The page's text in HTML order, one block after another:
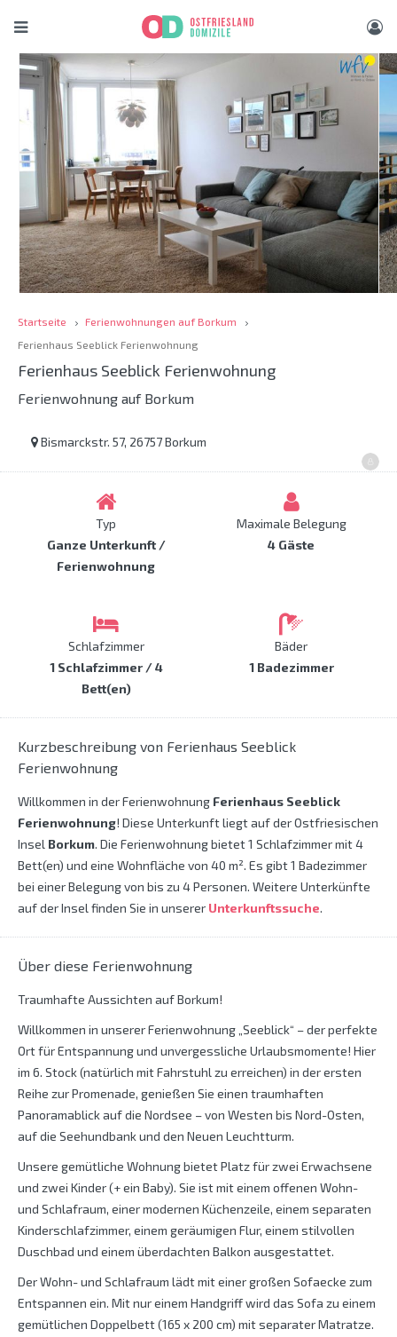
Startseite
Ferienwohnungen auf Borkum
Ferienhaus Seeblick Ferienwohnung
Ferienhaus Seeblick Ferienwohnung
Ferienwohnung auf Borkum
Bismarckstr. 57, 26757 Borkum
Typ
Ganze Unterkunft /
Ferienwohnung
Maximale Belegung
4 Gäste
Schlafzimmer
1 Schlafzimmer / 4
Bett(en)
Bäder
1 Badezimmer
Kurzbeschreibung von Ferienhaus Seeblick
Ferienwohnung
Willkommen in der Ferienwohnung Ferienhaus Seeblick
Ferienwohnung! Diese Unterkunft liegt auf der Ostfriesischen
Insel Borkum. Die Ferienwohnung bietet 1 Schlafzimmer mit 4
Bett(en) und eine Wohnfläche von 40 m². Es gibt 1 Badezimmer
bei einer Belegung von bis zu 4 Personen. Weitere Unterkünfte
auf der Insel finden Sie in unserer Unterkunftssuche.
Über diese Ferienwohnung
Traumhafte Aussichten auf Borkum!
Willkommen in unserer Ferienwohnung „Seeblick“ – der perfekte
Ort für Entspannung und unvergessliche Urlaubsmomente! Hier
im 6. Stock (natürlich mit Fahrstuhl zu erreichen) in der ersten
Reihe zur Promenade, genießen Sie einen traumhaften
Panoramablick auf die Nordsee – von Westen bis Nord-Osten,
auf die Seehundbank und den Neuen Leuchtturm.
Unsere gemütliche Wohnung bietet Platz für zwei Erwachsene
und zwei Kinder (+ ein Baby). Sie ist mit einem offenen Wohn-
und Schlafraum, einer modernen Küchenzeile, einem separaten
Kinderschlafzimmer, einem geräumigen Flur, einem stilvollen
Duschbad und einem überdachten Balkon ausgestattet.
Der Wohn- und Schlafraum lädt mit einer großen Sofaecke zum
Entspannen ein. Mit nur einem Handgriff wird das Sofa zu einem
gemütlichen Doppelbett (165 x 200 cm) mit separater Matratze.